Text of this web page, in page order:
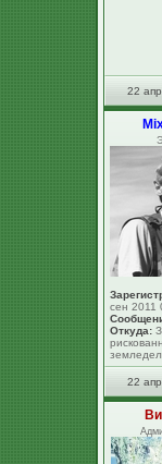
22
сен 2011
Откуда:
22